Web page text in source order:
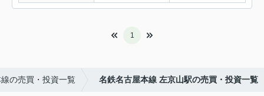
1
の売買・投資一覧 名鉄名古屋本線 左京山駅の売買・投資一覧